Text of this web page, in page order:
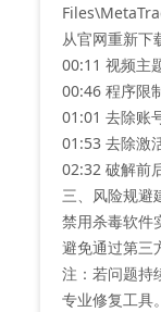
从官网重新下
00:11 视频主
00:46 程序限
01:01 去除账
01:53 去除激
02:32 破解前
三、风险规避
禁用杀毒软件
避免通过第三
注：若问题持
专业修复工具‌。